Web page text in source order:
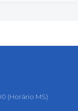
(Horário MS)